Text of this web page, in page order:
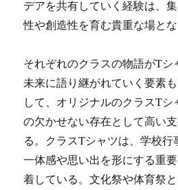
デアを共有していく経験は、
性や創造性を育む貴重な場とな
それぞれのクラスの物語がTシ
未来に語り継がれていく要素
して、オリジナルのクラスTシ
の欠かせない存在として高い
る。クラスTシャツは、学校
一体感や思い出を形にする重
着している。文化祭や体育祭